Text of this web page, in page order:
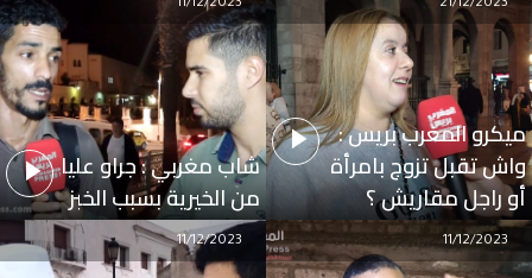
ميكرو المغرب بريس :
واش تقبل تزوج بامرأة
أو راجل مقاريش ؟
21/12/2023
شاب مغربي : جراو عليا
من الخيرية بسبب الخبز
11/12/2023
11/12/2023
11/12/2023